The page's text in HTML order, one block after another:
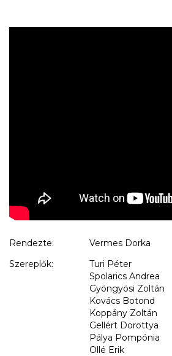
Rendezte:
Vermes Dorka
Szereplők:
Turi Péter
Spolarics Andrea
Gyöngyösi Zoltán
Kovács Botond
Koppány Zoltán
Gellért Dorottya
Pálya Pompónia
Ollé Erik